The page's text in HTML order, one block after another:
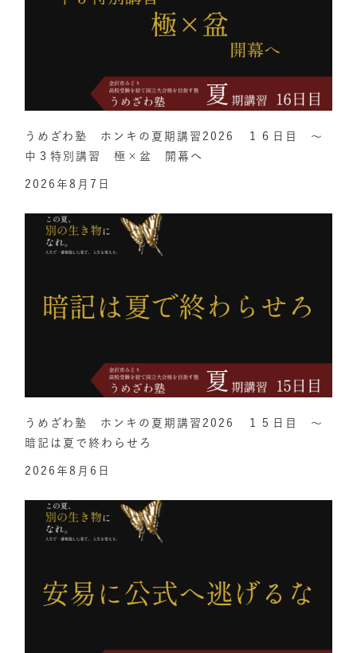
うめざわ塾 ホンキの夏期講習2026 １６日目 ～
中３特別講習 極×盆 開幕へ
2026年8月7日
うめざわ塾 ホンキの夏期講習2026 １５日目 ～
暗記は夏で終わらせろ
2026年8月6日